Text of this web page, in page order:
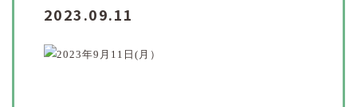
2023.09.11